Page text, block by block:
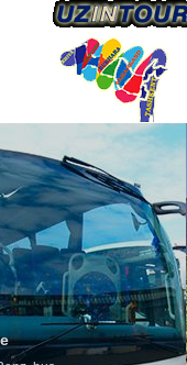
Hotels in
We have all hotels